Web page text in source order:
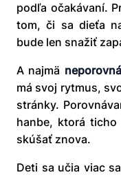
podľa očakávaní.
tom, či sa dieťa
bude len snažiť
A najmä
má svoj rytmus,
stránky.
hanbe, ktorá ticho
skúšať znova.
Deti sa učia viac